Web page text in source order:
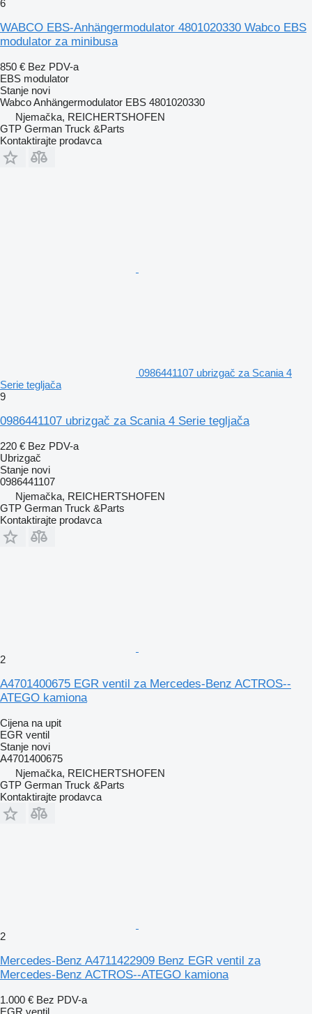
6
WABCO EBS-Anhängermodulator 4801020330 Wabco EBS
modulator za minibusa
850 € Bez PDV-a
EBS modulator
Stanje novi
Wabco Anhängermodulator EBS 4801020330
Njemačka, REICHERTSHOFEN
GTP German Truck &Parts
Kontaktirajte prodavca
0986441107 ubrizgač za Scania 4
Serie tegljača
9
0986441107 ubrizgač za Scania 4 Serie tegljača
220 € Bez PDV-a
Ubrizgač
Stanje novi
0986441107
Njemačka, REICHERTSHOFEN
GTP German Truck &Parts
Kontaktirajte prodavca
2
A4701400675 EGR ventil za Mercedes-Benz ACTROS--
ATEGO kamiona
Cijena na upit
EGR ventil
Stanje novi
A4701400675
Njemačka, REICHERTSHOFEN
GTP German Truck &Parts
Kontaktirajte prodavca
2
Mercedes-Benz A4711422909 Benz EGR ventil za
Mercedes-Benz ACTROS--ATEGO kamiona
1.000 € Bez PDV-a
EGR ventil